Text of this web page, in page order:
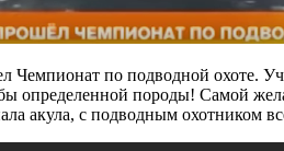
Чемпионат по подводной охоте.
определенной породы! Самой
акула, с подводным